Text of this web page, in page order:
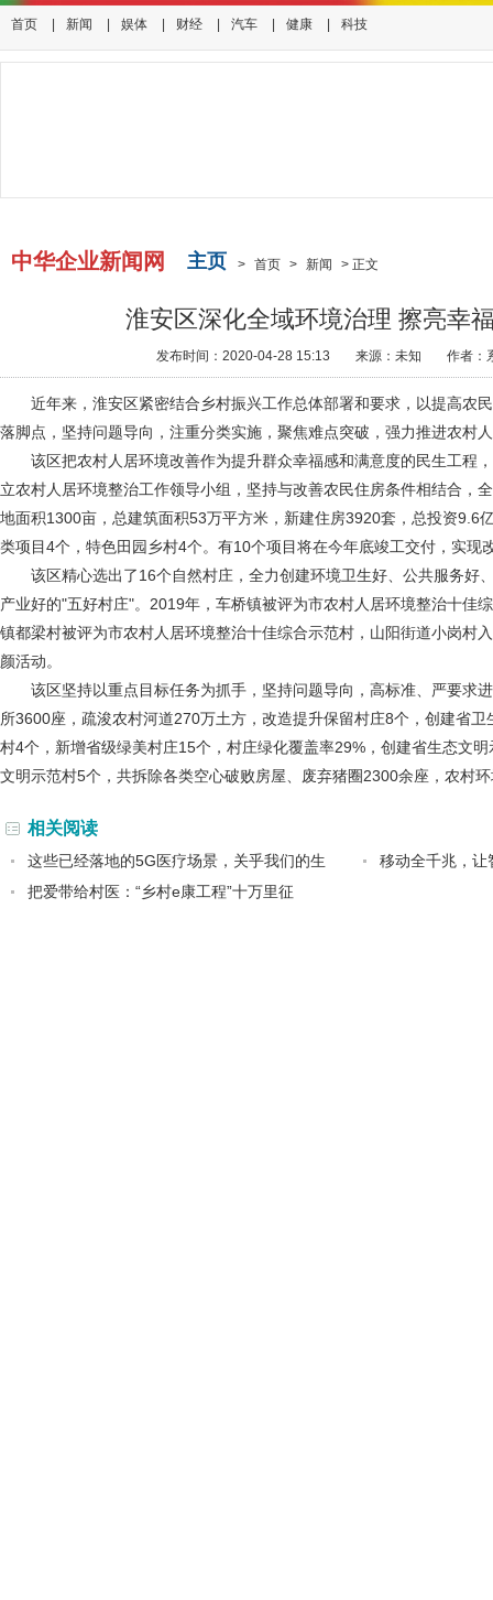
首页 新闻 娱体 财经 汽车 健康 科技
中华企业新闻网 主页 > 首页 > 新闻 > 正文
淮安区深化全域环境治理 擦亮幸
发布时间：2020-04-28 15:13 来源：未知 作者：
近年来，淮安区紧密结合乡村振兴工作总体部署和要求，以提高农
落脚点，坚持问题导向，注重分类实施，聚焦难点突破，强力推进农村
该区把农村人居环境改善作为提升群众幸福感和满意度的民生工程
立农村人居环境整治工作领导小组，坚持与改善农民住房条件相结合，
地面积1300亩，总建筑面积53万平方米，新建住房3920套，总投资9.6
类项目4个，特色田园乡村4个。有10个项目将在今年底竣工交付，实现
该区精心选出了16个自然村庄，全力创建环境卫生好、公共服务好
产业好的"五好村庄"。2019年，车桥镇被评为市农村人居环境整治十佳
镇都梁村被评为市农村人居环境整治十佳综合示范村，山阳街道小岗村
颜活动。
该区坚持以重点目标任务为抓手，坚持问题导向，高标准、严要求
所3600座，疏浚农村河道270万土方，改造提升保留村庄8个，创建省
村4个，新增省级绿美村庄15个，村庄绿化覆盖率29%，创建省生态文
文明示范村5个，共拆除各类空心破败房屋、废弃猪圈2300余座，农村
相关阅读
这些已经落地的5G医疗场景，关乎我们的生
移动全千兆，让
把爱带给村医：“乡村e康工程”十万里征